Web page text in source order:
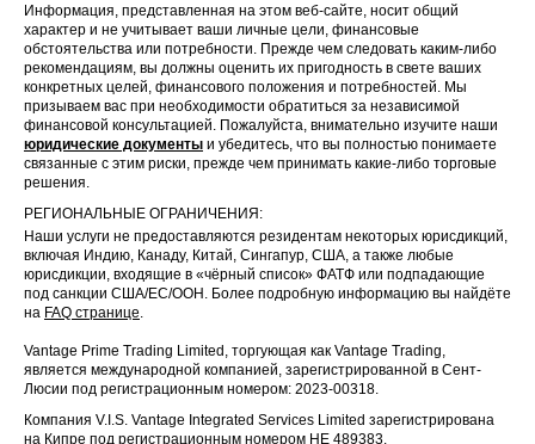
Информация, представленная на этом веб-сайте, носит общий
характер и не учитывает ваши личные цели, финансовые
обстоятельства или потребности. Прежде чем следовать каким-либо
рекомендациям, вы должны оценить их пригодность в свете ваших
конкретных целей, финансового положения и потребностей. Мы
призываем вас при необходимости обратиться за независимой
финансовой консультацией. Пожалуйста, внимательно изучите наши
юридические документы и убедитесь, что вы полностью понимаете
связанные с этим риски, прежде чем принимать какие-либо торговые
решения.
РЕГИОНАЛЬНЫЕ ОГРАНИЧЕНИЯ:
Наши услуги не предоставляются резидентам некоторых юрисдикций,
включая Индию, Канаду, Китай, Сингапур, США, а также любые
юрисдикции, входящие в «чёрный список» ФАТФ или подпадающие
под санкции США/ЕС/ООН. Более подробную информацию вы найдёте
на FAQ странице.
Vantage Prime Trading Limited, торгующая как Vantage Trading,
является международной компанией, зарегистрированной в Сент-
Люсии под регистрационным номером: 2023-00318.
Компания V.I.S. Vantage Integrated Services Limited зарегистрирована
на Кипре под регистрационным номером HE 489383.